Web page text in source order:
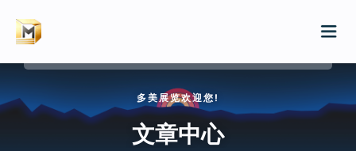
首页
多美展览欢迎您!
文章中心